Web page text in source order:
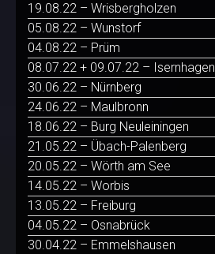
19.08.22 – Wrisbergholzen
05.08.22 – Wunstorf
04.08.22 – Prüm
08.07.22 + 09.07.22 – Isernhagen
30.06.22 – Nürnberg
24.06.22 – Maulbronn
18.06.22 – Burg Neuleiningen
21.05.22 – Übach-Palenberg
20.05.22 – Wörth am See
14.05.22 – Worbis
13.05.22 – Freiburg
04.05.22 – Osnabrück
30.04.22 – Emmelshausen